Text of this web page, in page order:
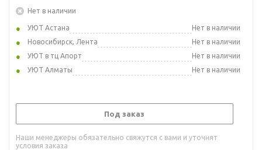
Нет в наличии
УЮТ Астана
Нет в наличии
Новосибирск, Лента
Нет в наличии
УЮТ в тц Апорт
Нет в наличии
УЮТ Алматы
Нет в наличии
Под заказ
Наши менеджеры обязательно свяжутся с вами и уточнят
условия заказа